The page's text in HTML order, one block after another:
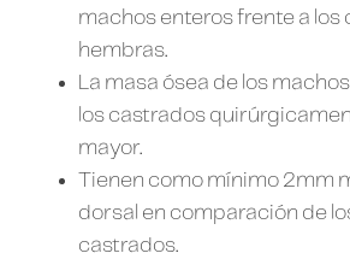
machos enteros frente a los
hembras.
La masa ósea de los
los castrados
mayor.
Tienen como mínimo 2mm
dorsal en comparación de
castrados.